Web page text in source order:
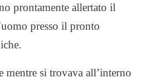
prontamente allertato il
presso il pronto
mentre si trovava all’interno